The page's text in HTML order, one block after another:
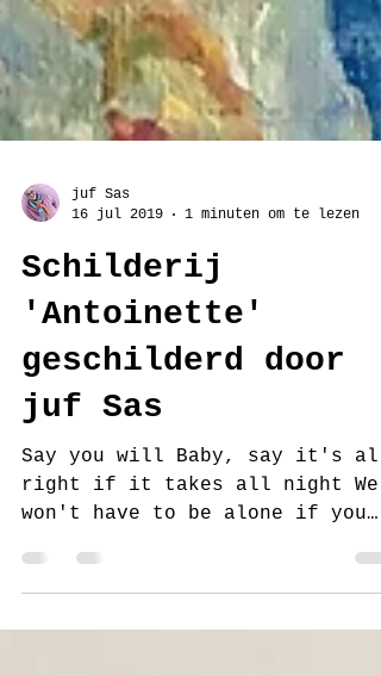
16 jul 2019
1 minuten om te lezen
Schilderij
'Antoinette'
geschilderd door
juf Sas
Say you will Baby, say it's all
won't have to be alone if you
say you will Darling, won't you